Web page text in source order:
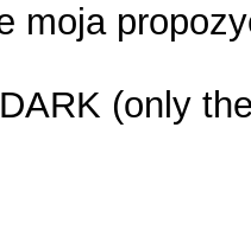
moja
(only